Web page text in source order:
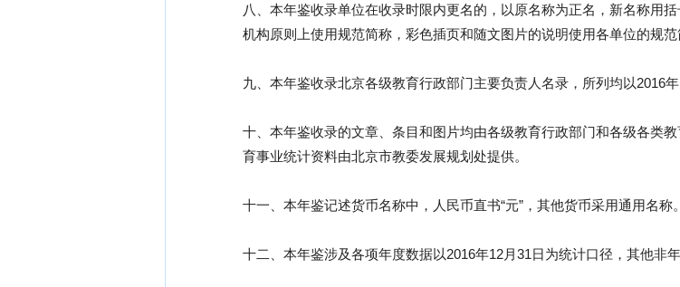
八、本年鉴收录单位在收录时限内更名的，以原名称为正名，新名称用
机构原则上使用规范简称，彩色插页和随文图片的说明使用各单位的规范
九、本年鉴收录北京各级教育行政部门主要负责人名录，所列均以2016
十、本年鉴收录的文章、条目和图片均由各级教育行政部门和各级各类
育事业统计资料由北京市教委发展规划处提供。
十一、本年鉴记述货币名称中，人民币直书“元”，其他货币采用通用名称。
十二、本年鉴涉及各项年度数据以2016年12月31日为统计口径，其他非